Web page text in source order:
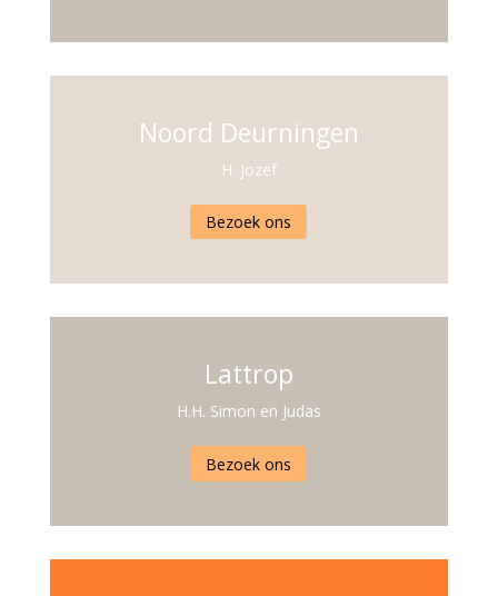
Noord Deurningen
H. Jozef
Bezoek ons
Lattrop
H.H. Simon en Judas
Bezoek ons